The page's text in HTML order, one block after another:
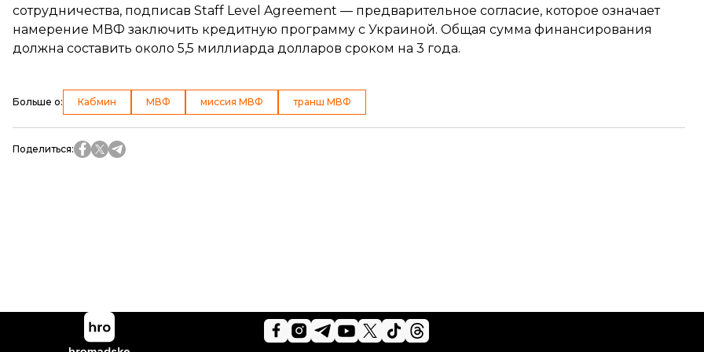
сотрудничества, подписав Staff Level Agreement — предварительное согласие, которое означает
намерение МВФ заключить кредитную программу с Украиной. Общая сумма финансирования
должна составить около 5,5 миллиарда долларов сроком на 3 года.
Больше о: Кабмин МВФ миссия МВФ транш МВФ
Поделиться: